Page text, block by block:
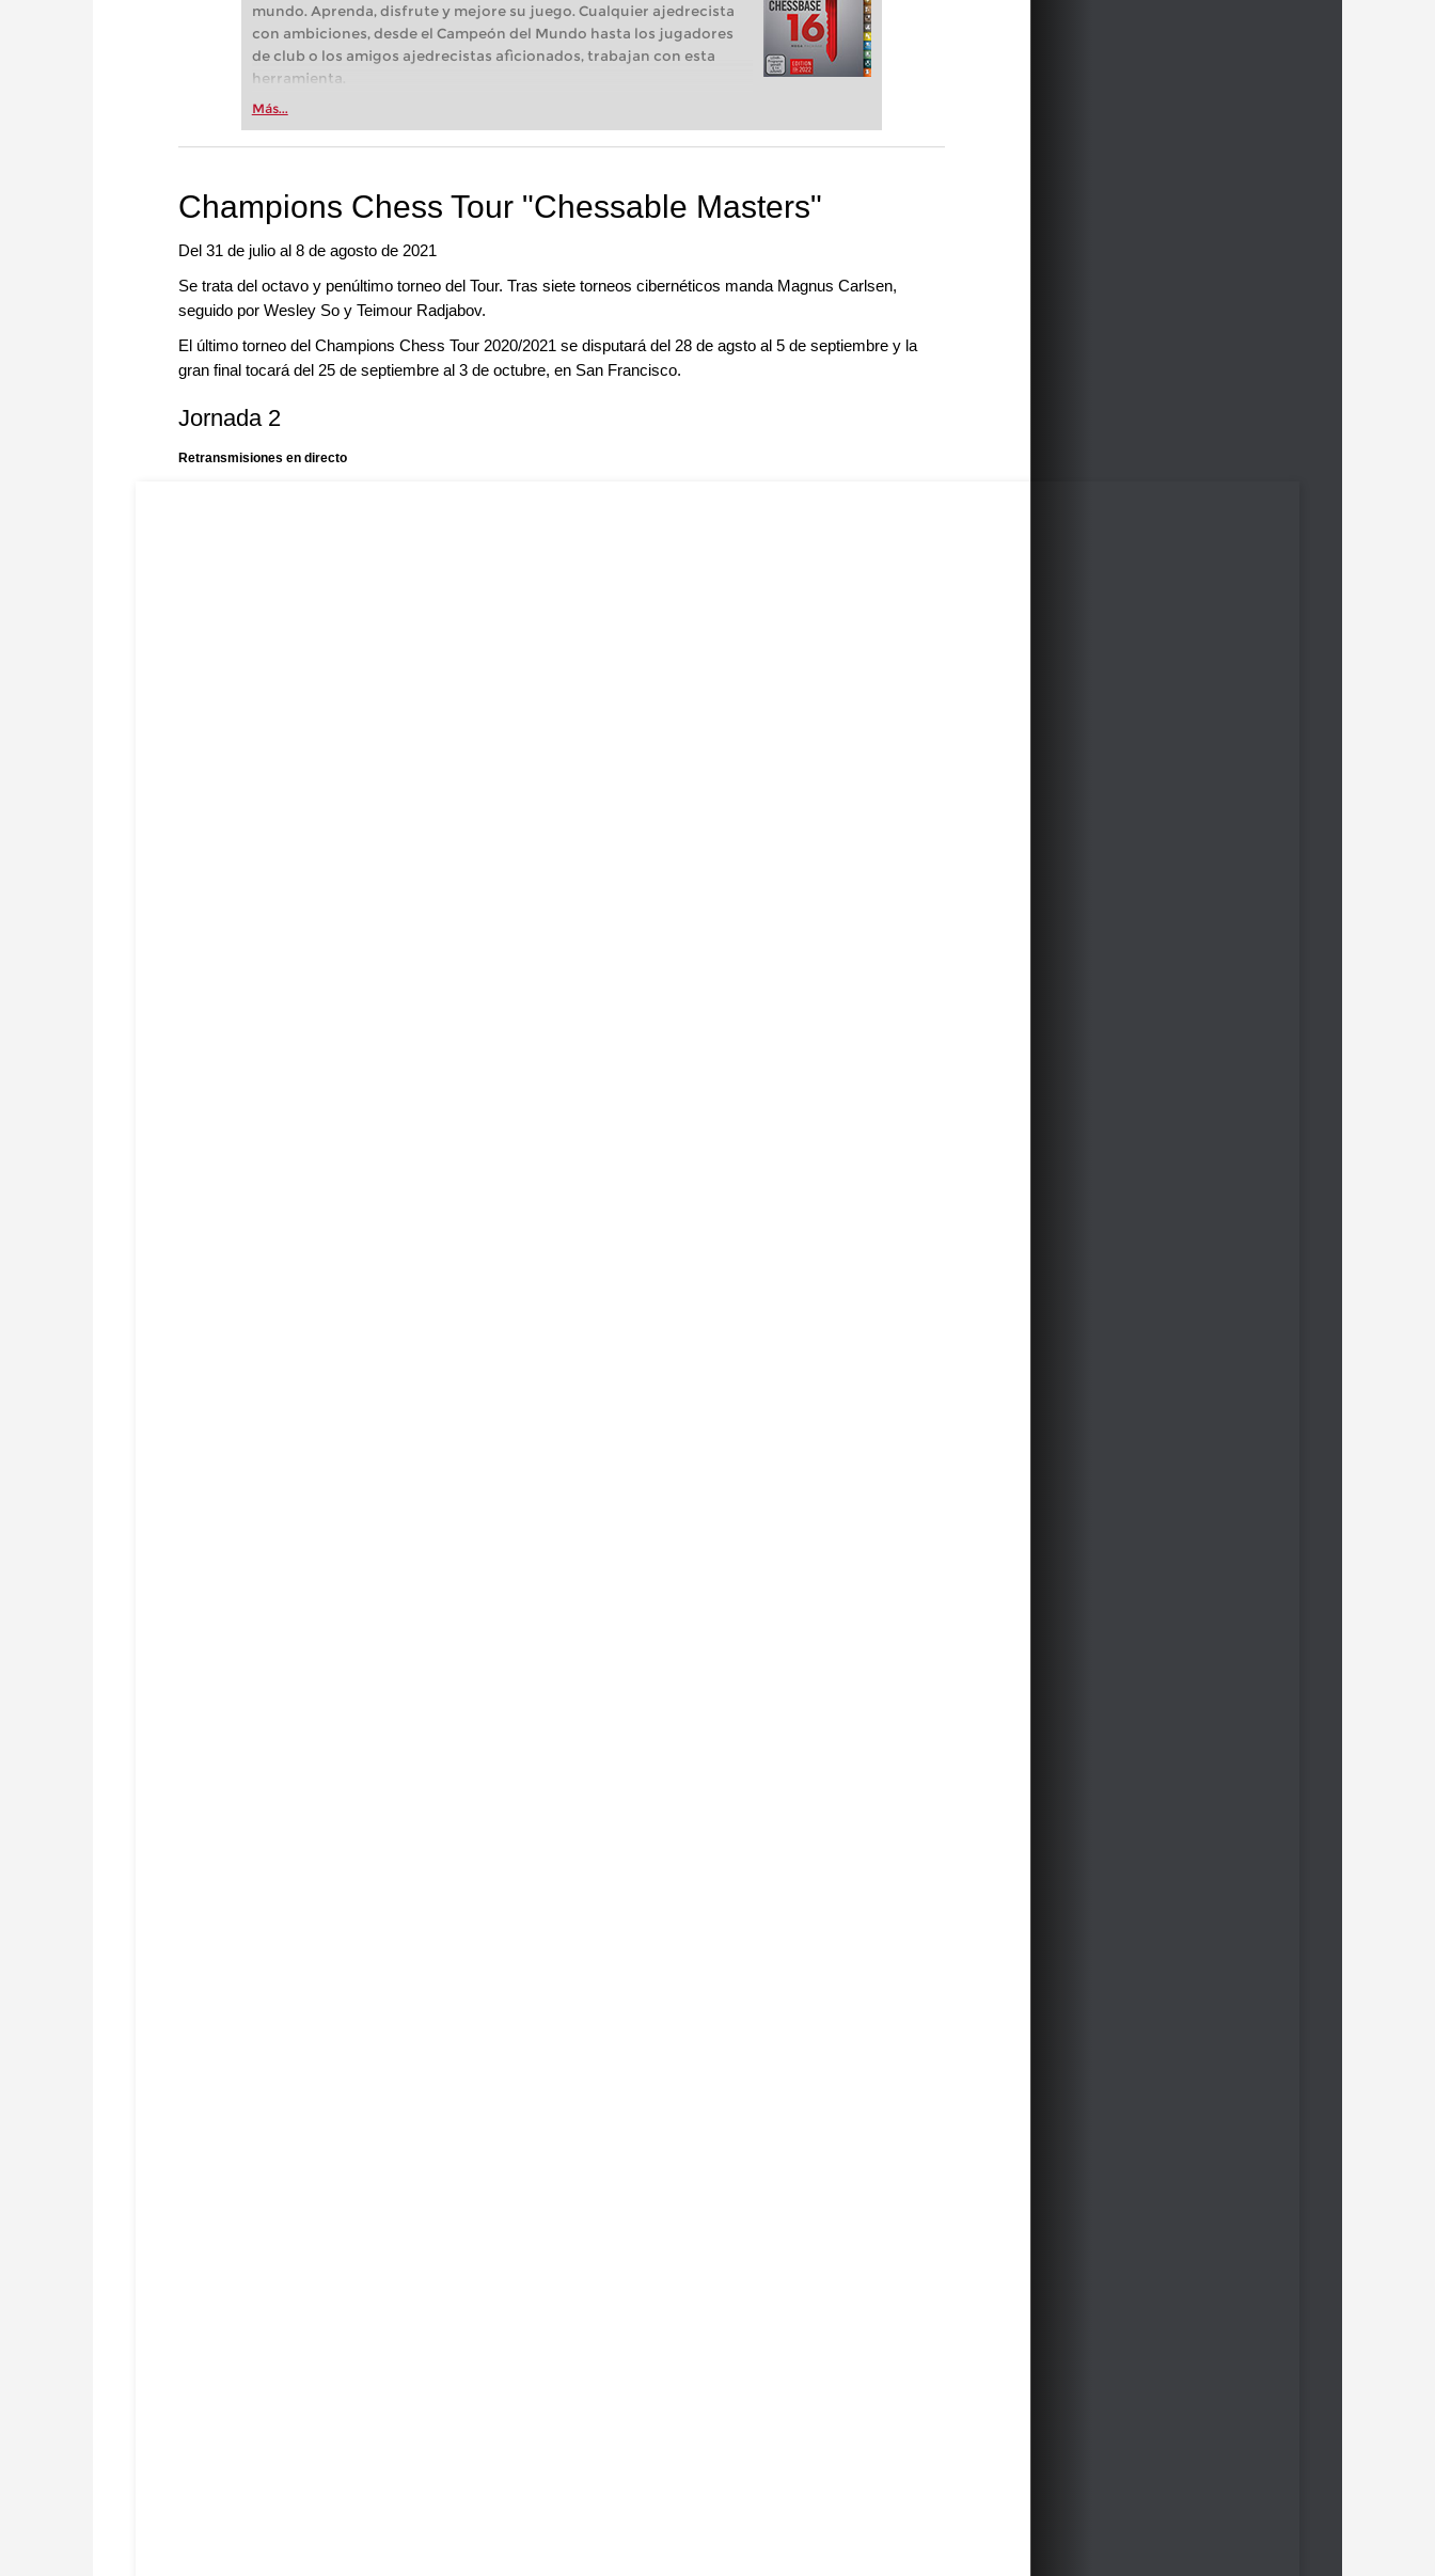
mundo. Aprenda, disfrute y mejore su juego. Cualquier ajedrecista
con ambiciones, desde el Campeón del Mundo hasta los jugadores
de club o los amigos ajedrecistas aficionados, trabajan con esta
herramienta.
Más...
Champions Chess Tour "Chessable Masters"
Del 31 de julio al 8 de agosto de 2021
Se trata del octavo y penúltimo torneo del Tour. Tras siete torneos cibernéticos manda Magnus Carlsen,
seguido por Wesley So y Teimour Radjabov.
El último torneo del Champions Chess Tour 2020/2021 se disputará del 28 de agsto al 5 de septiembre y la
gran final tocará del 25 de septiembre al 3 de octubre, en San Francisco.
Jornada 2
Retransmisiones en directo